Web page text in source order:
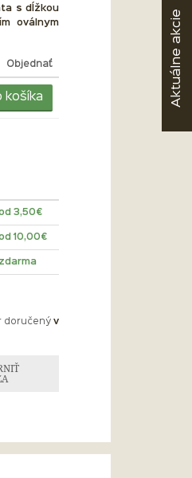
Aktuálne
akcie
s dĺžkou
oválnym
Objednať
košíka
3,50€
10,00€
zdarma
doručený v